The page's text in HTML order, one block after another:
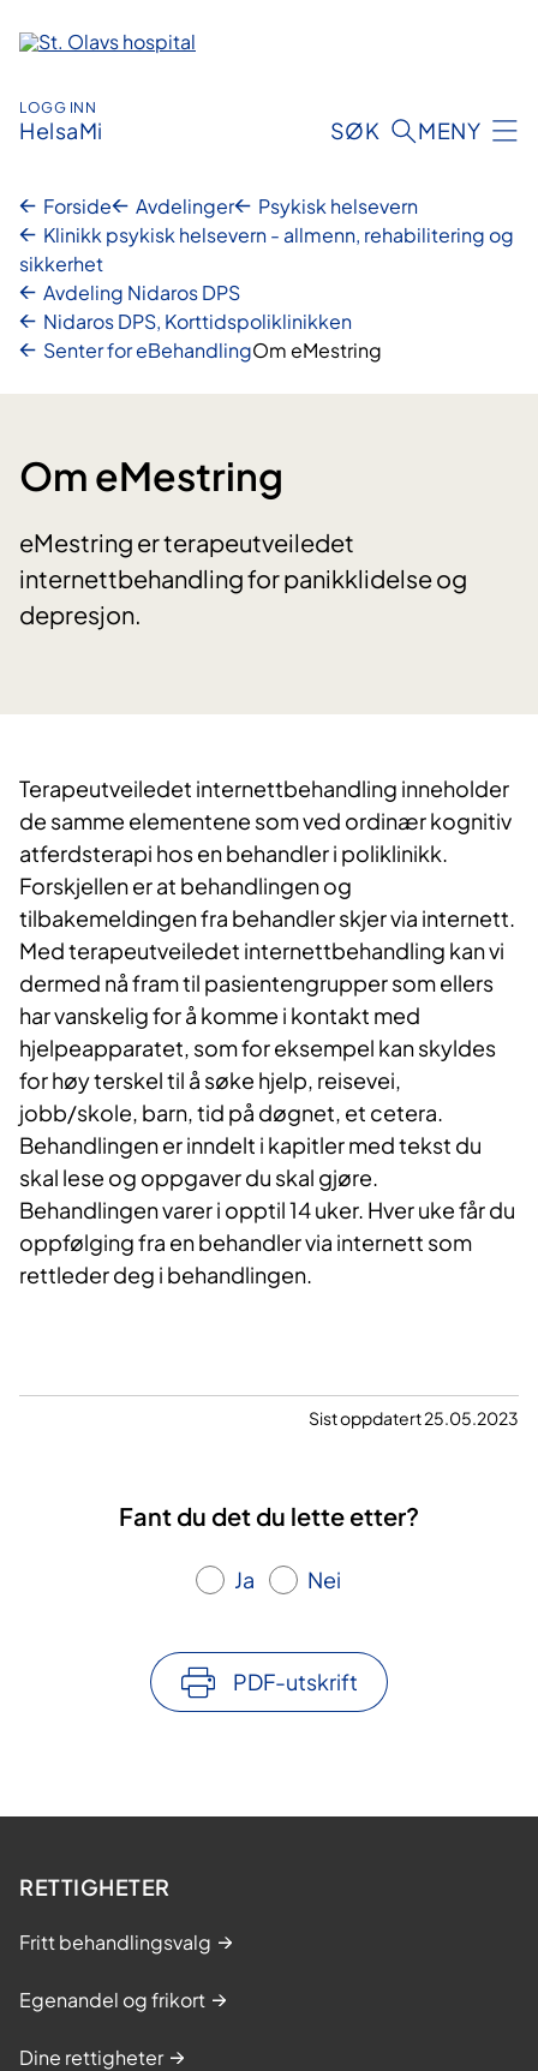
innhold
LOGG INN
HelsaMi SØK MENY
Forside Avdelinger
Psykisk helsevern
Klinikk psykisk helsevern - allmenn, rehabilitering og
sikkerhet
Avdeling Nidaros DPS
Nidaros DPS, Korttidspoliklinikken
Senter for eBehandlingOm eMestring
Om eMestring
eMestring er terapeutveiledet
internettbehandling for panikklidelse og
depresjon.
Terapeutveiledet internettbehandling inneholder
de samme elementene som ved ordinær kognitiv
atferdsterapi hos en behandler i poliklinikk.
Forskjellen er at behandlingen og
tilbakemeldingen fra behandler skjer via internett.
Med terapeutveiledet internettbehandling kan vi
dermed nå fram til pasientengrupper som ellers
har vanskelig for å komme i kontakt med
hjelpeapparatet, som for eksempel kan skyldes
for høy terskel til å søke hjelp, reisevei,
jobb/skole, barn, tid på døgnet, et cetera.
Behandlingen er inndelt i kapitler med tekst du
skal lese og oppgaver du skal gjøre.
Behandlingen varer i opptil 14 uker. Hver uke får du
oppfølging fra en behandler via internett som
rettleder deg i behandlingen.
Sist oppdatert 25.05.2023
Fant du det du lette etter?
Ja Nei
PDF-utskrift
RETTIGHETER
Fritt behandlingsvalg
Egenandel og frikort
Dine rettigheter